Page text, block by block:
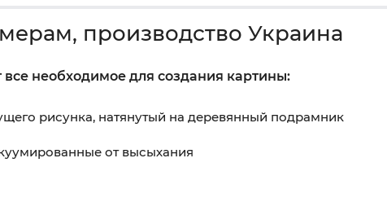
производство Украина
все необходимое для создания картины:
рисунка, натянутый на деревянный подрамник
от высыхания